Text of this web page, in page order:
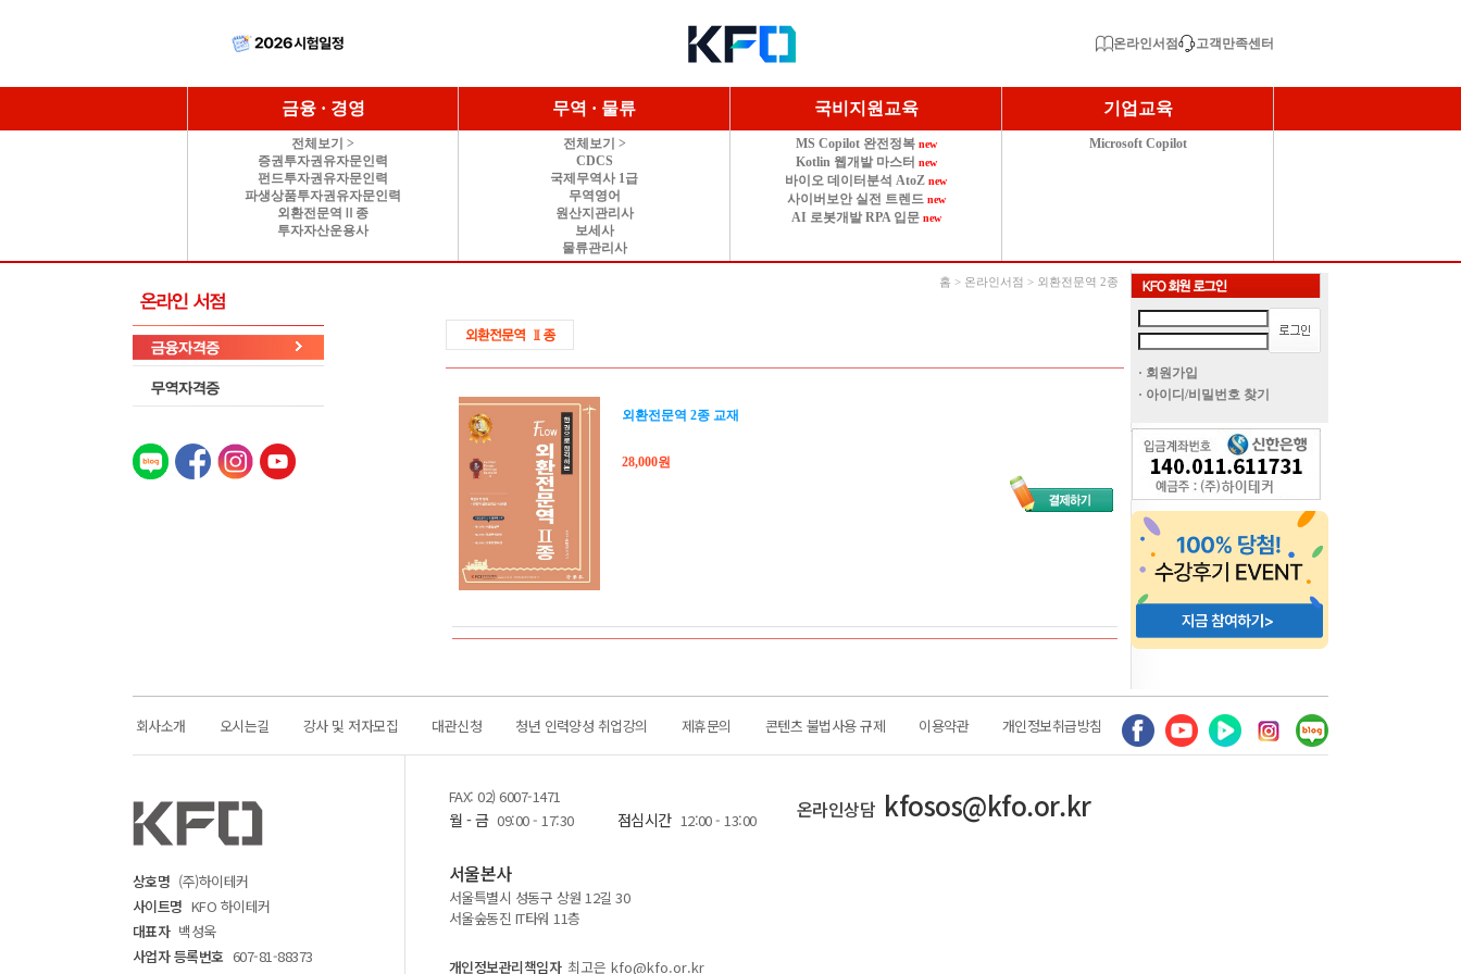
온라인서점 고객만족센터
금융 · 경영
전체보기 >
증권투자권유자문인력
펀드투자권유자문인력
파생상품투자권유자문인력
외환전문역Ⅱ종
투자자산운용사
무역 · 물류
전체보기 >
CDCS
국제무역사 1급
무역영어
원산지관리사
보세사
물류관리사
국비지원교육
MS Copilot 완전정복 new
Kotlin 웹개발 마스터 new
바이오 데이터분석 AtoZ new
사이버보안 실전 트렌드 new
AI 로봇개발 RPA 입문 new
기업교육
Microsoft Copilot
· 회원가입
· 아이디/비밀번호 찾기
홈 > 온라인서점 > 외환전문역 2종
외환전문역 2종 교재
28,000원
회사소개 오시는길 강사 및 저자모집 대관신청 청년 인력양성 취업강의 제휴문의 콘텐츠 불법사용 규제 이용약관 개인정보취급방침
상호명 (주)하이테커
사이트명 KFO 하이테커
대표자 백성욱
사업자 등록번호 607-81-88373
FAX: 02) 6007-1471
월 - 금 09:00 - 17:30 점심시간 12:00 - 13:00 온라인상담 kfosos@kfo.or.kr
서울본사
서울특별시 성동구 상원 12길 30
서울숲동진 IT타워 11층
개인정보관리책임자 최고은 kfo@kfo.or.kr